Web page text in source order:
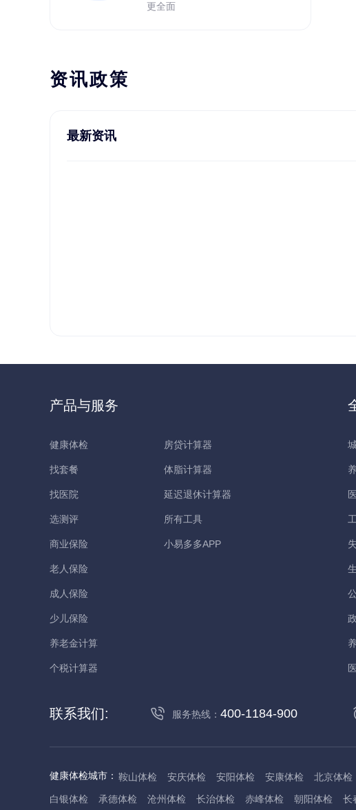
更全面
资讯政策
最新资讯
产品与服务
健康体检
找套餐
找医院
选测评
商业保险
老人保险
成人保险
少儿保险
养老金计算
个税计算器
房贷计算器
体脂计算器
延迟退休计算器
所有工具
小易多多APP
联系我们: 服务热线： 400-1184-900
健康体检城市： 鞍山体检 安庆体检 安阳体检 安康体检 北京体检
白银体检
承德体检 沧州体检 长治体检 赤峰体检 朝阳体检 长